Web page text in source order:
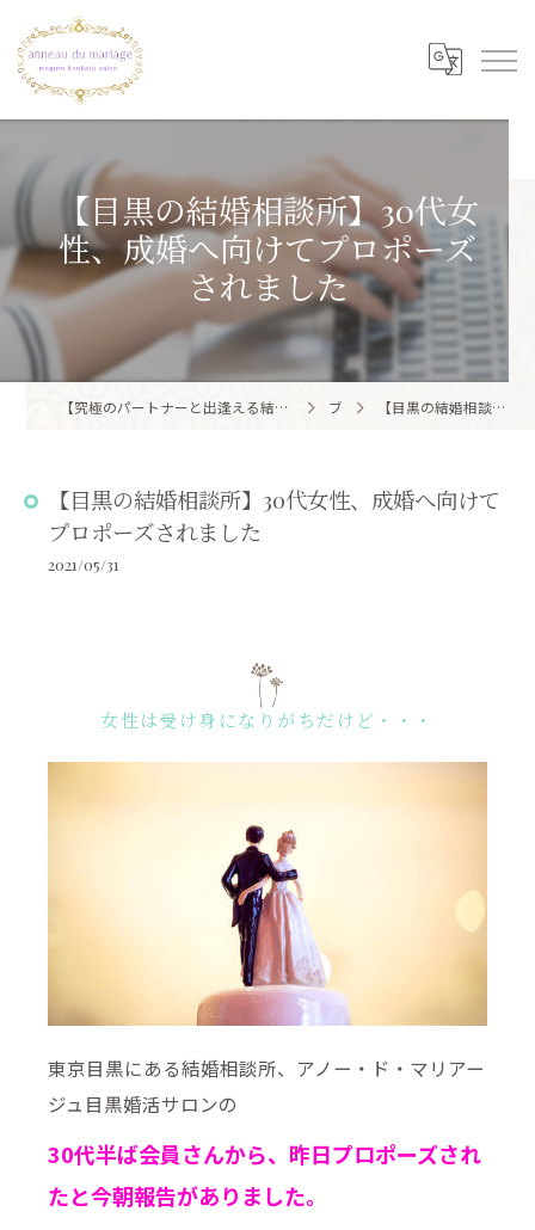
【目黒の結婚相談所】30代女
性、成婚へ向けてプロポーズ
されました
【究極のパートナーと出逢える結婚相談所】目黒区・品川区で結婚相談所ならアノー・ド・マリアージュ 目黒婚活サロン ブログ 【目黒の結婚相談所】30代女性、成婚へ向けてプロポーズされました
【目黒の結婚相談所】30代女性、成婚へ向けて
プロポーズされました
2021/05/31
女性は受け身になりがちだけど・・・
東京目黒にある結婚相談所、アノー・ド・マリアー
ジュ目黒婚活サロンの
30代半ば会員さんから、昨日プロポーズされ
たと今朝報告がありました。